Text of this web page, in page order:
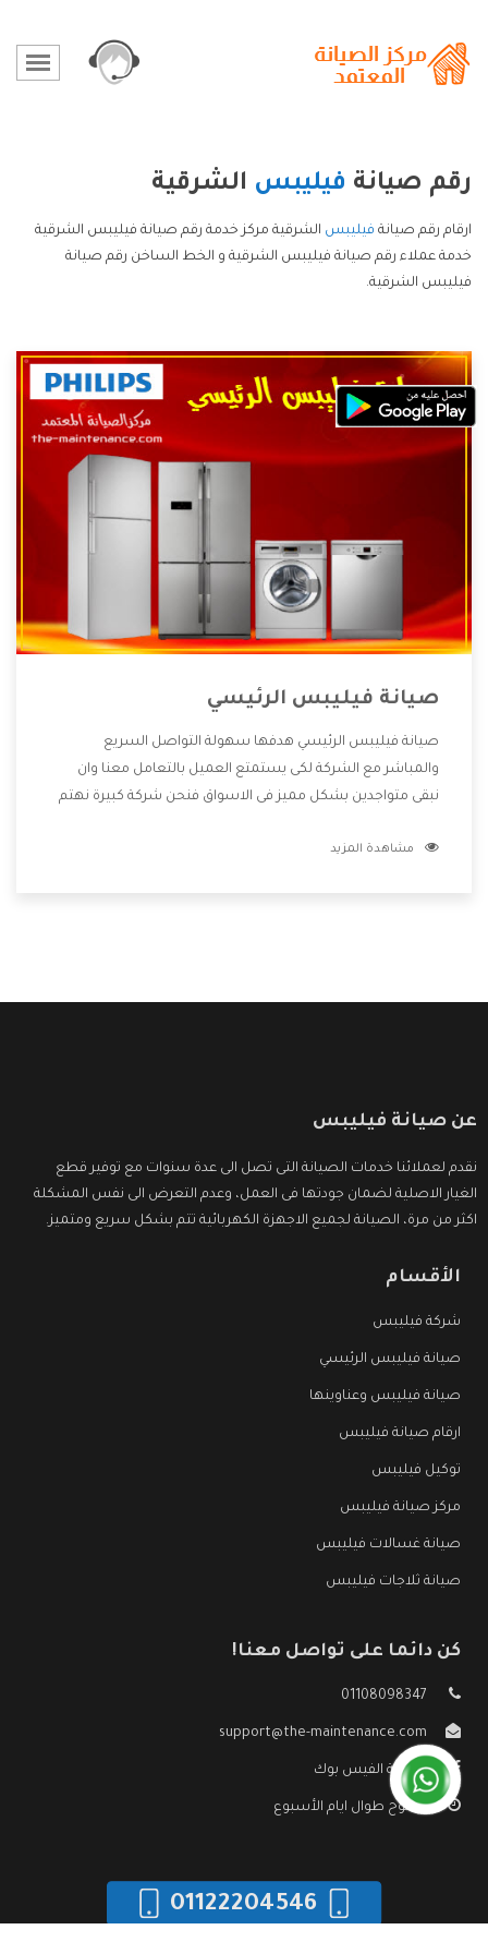
رقم صيانة فيليبس الشرقية
ارقام رقم صيانة فيليبس الشرقية مركز خدمة رقم صيانة فيليبس الشرقية
خدمة عملاء رقم صيانة فيليبس الشرقية و الخط الساخن رقم صيانة
فيليبس الشرقية.
صيانة فيليبس الرئيسي
صيانة فيليبس الرئيسي هدفها سهولة التواصل السريع
والمباشر مع الشركة لكى يستمتع العميل بالتعامل معنا وان
نبقى متواجدين بشكل مميز فى الاسواق فنحن شركة كبيرة نهتم
الشركة بها والتى تكون منها خدمة الصيانة التى تكون من أهم
مشاهدة المزيد
عن صيانة فيليبس
نقدم لعملائنا خدمات الصيانة التى تصل الى عدة سنوات مع توفير قطع
الغيار الاصلية لضمان جودتها فى العمل، وعدم التعرض الى نفس المشكلة
اكثر من مرة، الصيانة لجميع الاجهزة الكهربائية تتم بشكل سريع ومتميز.
الأقسام
شركة فيليبس
صيانة فيليبس الرئيسي
صيانة فيليبس وعناوينها
ارقام صيانة فيليبس
توكيل فيليبس
مركز صيانة فيليبس
صيانة غسالات فيليبس
صيانة ثلاجات فيليبس
كن دائما على تواصل معنا!
01108098347
support@the-maintenance.com
صفحة الفيس بوك
مفتوح طوال ايام الأسبوع
01122204546